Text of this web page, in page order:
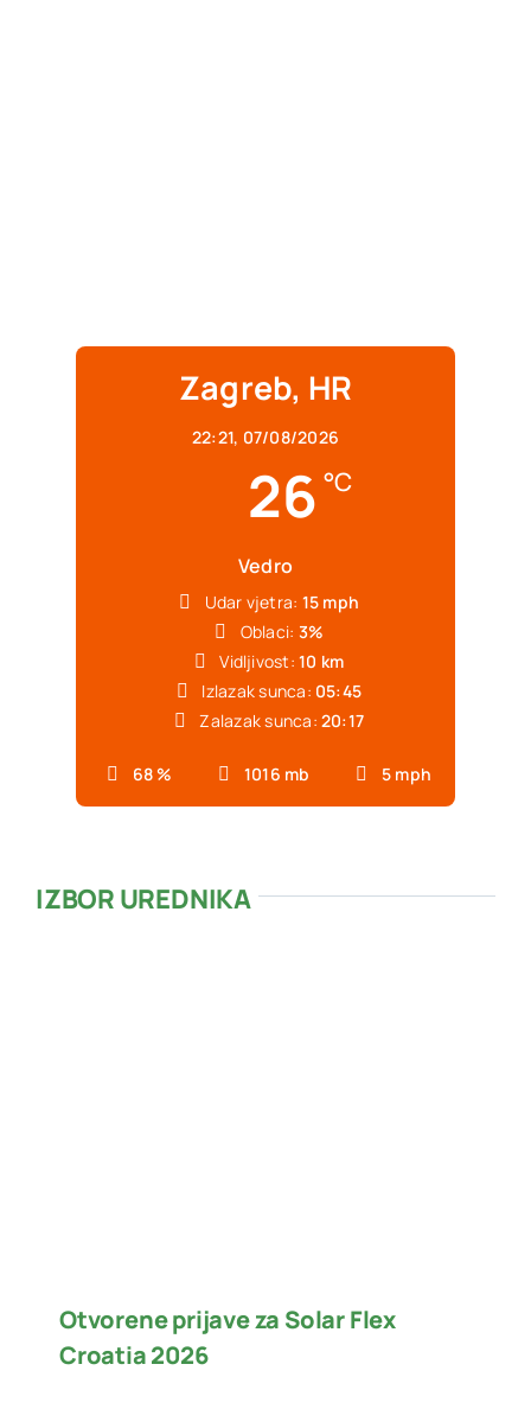
Zagreb, HR
22:21, 07/08/2026
26 °C
Vedro
68 % 1016 mb 5 mph
Udar vjetra: 15 mph
Oblaci: 3%
Vidljivost: 10 km
Izlazak sunca: 05:45
Zalazak sunca: 20:17
IZBOR UREDNIKA
Otvorene prijave za Solar Flex
Croatia 2026